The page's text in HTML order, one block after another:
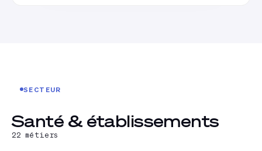
SECTEUR
Santé & établissements
22 métiers